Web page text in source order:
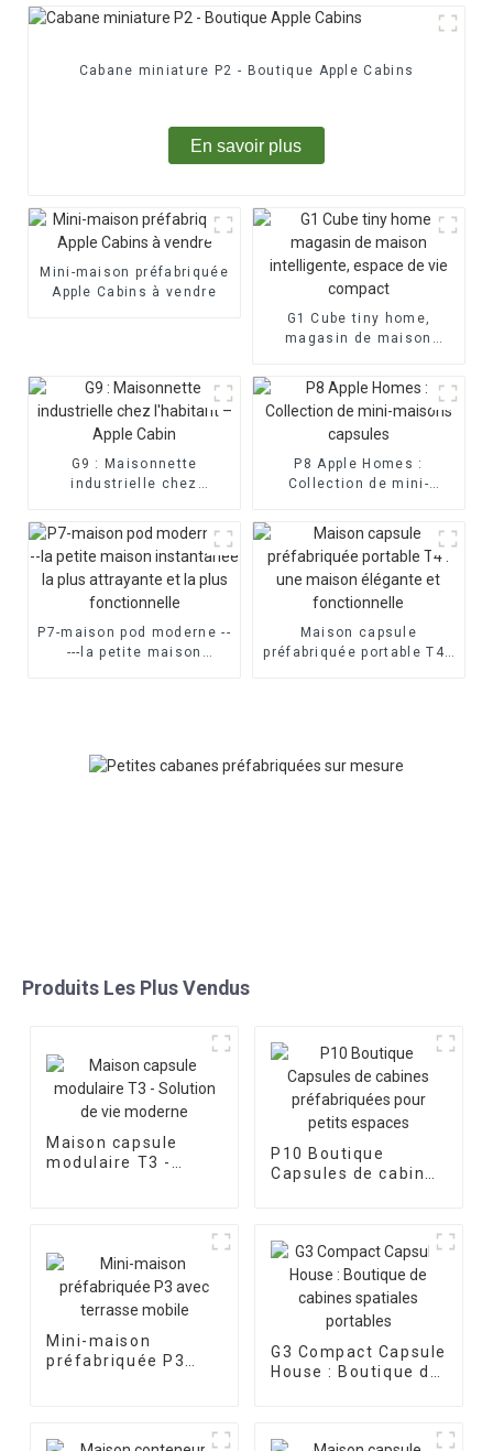
Cabane miniature P2 - Boutique Apple Cabins
En savoir plus
Mini-maison préfabriquée
Apple Cabins à vendre
G1 Cube tiny home,
magasin de maison
G9 : Maisonnette
industrielle chez
P8 Apple Homes :
Collection de mini-
P7-maison pod moderne --
---la petite maison
Maison capsule
préfabriquée portable T4 :
Produits Les Plus Vendus
Maison capsule
modulaire T3 -
P10 Boutique
Capsules de cabines
Mini-maison
préfabriquée P3
G3 Compact Capsule
House : Boutique de